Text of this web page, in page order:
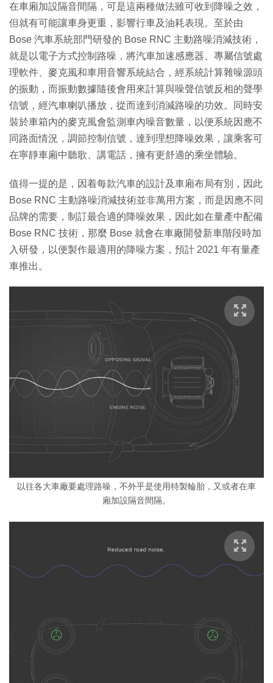
在車廂加設隔音間隔，可是這兩種做法雖可收到降噪之效，
但就有可能讓車身更重，影響行車及油耗表現。至於由
Bose 汽車系統部門研發的 Bose RNC 主動路噪消減技術，
就是以電子方式控制路噪，將汽車加速感應器、專屬信號處
理軟件、麥克風和車用音響系統結合，經系統計算雜噪源頭
的振動，而振動數據隨後會用來計算與噪聲信號反相的聲學
信號，經汽車喇叭播放，從而達到消減路噪的功效。同時安
裝於車箱內的麥克風會監測車內噪音數量，以便系統因應不
同路面情況，調節控制信號，達到理想降噪效果，讓乘客可
在寧靜車廂中聽歌、講電話，擁有更舒適的乘坐體驗。
值得一提的是，因着每款汽車的設計及車廂布局有別，因此
Bose RNC 主動路噪消減技術並非萬用方案，而是因應不同
品牌的需要，制訂最合適的降噪效果，因此如在量產中配備
Bose RNC 技術，那麼 Bose 就會在車廠開發新車階段時加
入研發，以便製作最適用的降噪方案，預計 2021 年有量產
車推出。
以往各大車廠要處理路噪，不外乎是使用特製輪胎，又或者在車
廂加設隔音間隔。